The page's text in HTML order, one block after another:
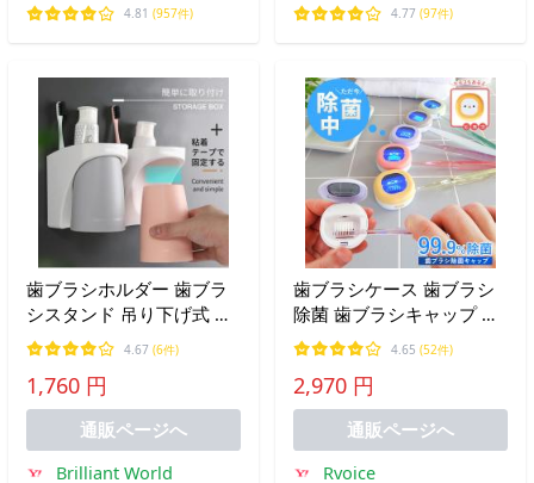
4.81 (957件) 4.77 (97件)
歯ブラシホルダー 歯ブラ
シスタンド 吊り下げ式 マ
グネット 内蔵 壁掛け式 コ
ップスタンド 歯ブラシた
て はぶらしたて 歯ブラシ
収納 洗面所 収納 壁掛け
4.67 (6件)
1,760 円
通販ページへ
Brilliant World
歯ブラシケース 歯ブラシ
除菌 歯ブラシキャップ 歯
ブラシスタンド おしゃれ
除菌器 充電式 歯ブラシ除
菌器 子供 歯ブラシ入れ 携
帯用
4.65 (52件)
2,970 円
通販ページへ
Rvoice